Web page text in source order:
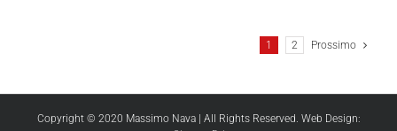
1 2 Prossimo
Copyright © 2020 Massimo Nava | All Rights Reserved. Web Design: